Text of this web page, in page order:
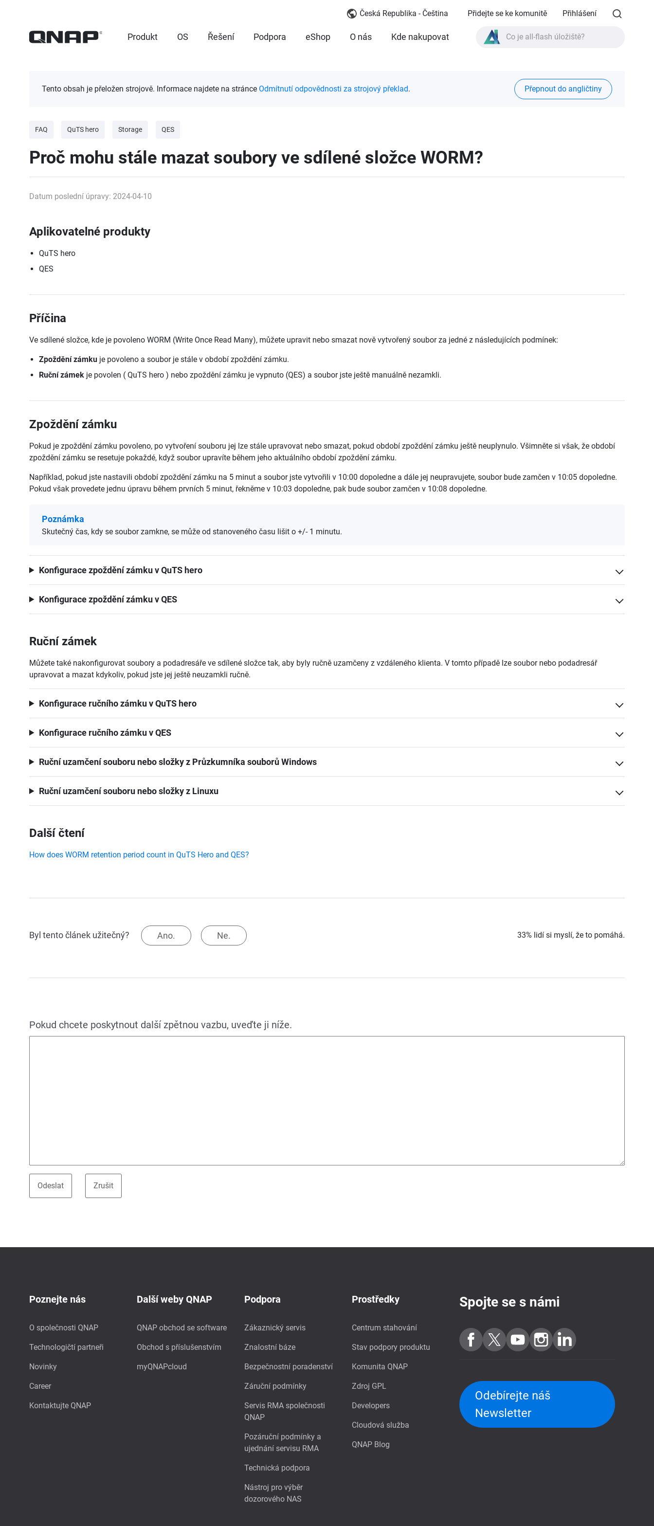
Česká Republika - Čeština Přidejte se ke komunitě Přihlášení
Produkt OS Řešení Podpora eShop O nás Kde nakupovat
Co je all-flash úložiště?
Tento obsah je přeložen strojově. Informace najdete na stránce Odmítnutí odpovědnosti za strojový překlad. Přepnout do angličtiny
FAQ QuTS hero Storage QES
Proč mohu stále mazat soubory ve sdílené složce WORM?
Datum poslední úpravy: 2024-04-10
Aplikovatelné produkty
QuTS hero
QES
Příčina
Ve sdílené složce, kde je povoleno WORM (Write Once Read Many), můžete upravit nebo smazat nově vytvořený soubor za jedné z následujících podmínek:
Zpoždění zámku je povoleno a soubor je stále v období zpoždění zámku.
Ruční zámek je povolen ( QuTS hero ) nebo zpoždění zámku je vypnuto (QES) a soubor jste ještě manuálně nezamkli.
Zpoždění zámku
Pokud je zpoždění zámku povoleno, po vytvoření souboru jej lze stále upravovat nebo smazat, pokud období zpoždění zámku ještě neuplynulo. Všimněte si však, že období
zpoždění zámku se resetuje pokaždé, když soubor upravíte během jeho aktuálního období zpoždění zámku.
Například, pokud jste nastavili období zpoždění zámku na 5 minut a soubor jste vytvořili v 10:00 dopoledne a dále jej neupravujete, soubor bude zamčen v 10:05 dopoledne.
Pokud však provedete jednu úpravu během prvních 5 minut, řekněme v 10:03 dopoledne, pak bude soubor zamčen v 10:08 dopoledne.
Poznámka
Skutečný čas, kdy se soubor zamkne, se může od stanoveného času lišit o +/- 1 minutu.
Konfigurace zpoždění zámku v QuTS hero
Konfigurace zpoždění zámku v QES
Ruční zámek
Můžete také nakonfigurovat soubory a podadresáře ve sdílené složce tak, aby byly ručně uzamčeny z vzdáleného klienta. V tomto případě lze soubor nebo podadresář
upravovat a mazat kdykoliv, pokud jste jej ještě neuzamkli ručně.
Konfigurace ručního zámku v QuTS hero
Konfigurace ručního zámku v QES
Ruční uzamčení souboru nebo složky z Průzkumníka souborů Windows
Ruční uzamčení souboru nebo složky z Linuxu
Další čtení
How does WORM retention period count in QuTS Hero and QES?
Byl tento článek užitečný? Ano. Ne. 33% lidí si myslí, že to pomáhá.
Pokud chcete poskytnout další zpětnou vazbu, uveďte ji níže.
Poznejte nás
O společnosti QNAP
Technologičtí partneři
Novinky
Career
Kontaktujte QNAP
Další weby QNAP
QNAP obchod se software
Obchod s příslušenstvím
myQNAPcloud
Podpora
Zákaznický servis
Znalostní báze
Bezpečnostní poradenství
Záruční podmínky
Servis RMA společnosti
QNAP
Pozáruční podmínky a
ujednání servisu RMA
Technická podpora
Nástroj pro výběr
dozorového NAS
Prostředky
Centrum stahování
Stav podpory produktu
Komunita QNAP
Zdroj GPL
Developers
Cloudová služba
QNAP Blog
Spojte se s námi
Odebírejte náš
Newsletter